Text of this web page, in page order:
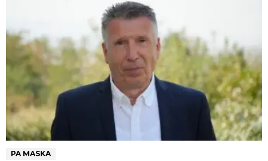
PA MASKA